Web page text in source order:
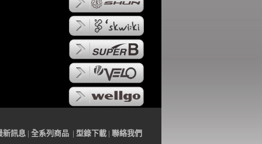
新訊息 | 全系列 商品 | 型錄下載 | 聯絡我們